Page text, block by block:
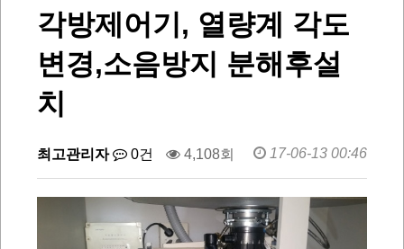
각방제어기, 열량계 각도
변경,소음방지 분해후설
치
최고관리자 0건 4,108회 17-06-13 00:46